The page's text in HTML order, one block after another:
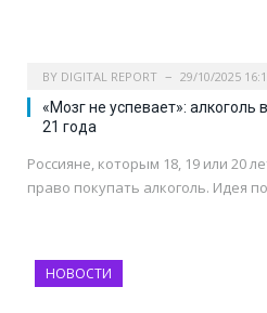
BY DIGITAL REPORT 29/10/2025
«Мозг не успевает»: алкоголь
21 года
Россияне, которым 18, 19 или 20
право покупать алкоголь. Идея
НОВОСТИ